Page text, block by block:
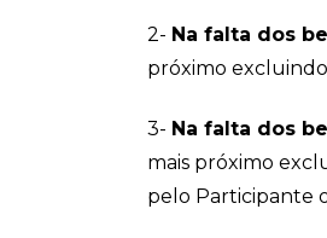
2- Na falta dos
próximo
3- Na falta dos
mais próximo
pelo Participante